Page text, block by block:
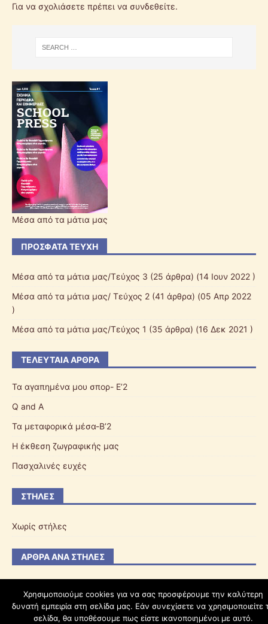
Για να σχολιάσετε πρέπει να συνδεθείτε.
Μέσα από τα μάτια μας
ΠΡΌΣΦΑΤΑ ΤΕΎΧΗ
Μέσα από τα μάτια μας/Τεύχος 3 (25 άρθρα) (14 Ιουν 2022 )
Μέσα από τα μάτια μας/ Τεύχος 2 (41 άρθρα) (05 Απρ 2022
)
Μέσα από τα μάτια μας/Τεύχος 1 (35 άρθρα) (16 Δεκ 2021 )
ΤΕΛΕΥΤΑΊΑ ΆΡΘΡΑ
Τα αγαπημένα μου σπορ- Ε’2
Q and A
Τα μεταφορικά μέσα-Β’2
Η έκθεση ζωγραφικής μας
Πασχαλινές ευχές
ΣΤΉΛΕΣ
Χωρίς στήλες
ΆΡΘΡΑ ΑΝΆ ΣΤΉΛΕΣ
schoolpress.sch.gr
Χρησιμοποιούμε cookies για να σας προσφέρουμε την καλύτερη
δυνατή εμπειρία στη σελίδα μας. Εάν συνεχίσετε να χρησιμοποιείτε
σελίδα, θα υποθέσουμε πως είστε ικανοποιημένοι με αυτό.